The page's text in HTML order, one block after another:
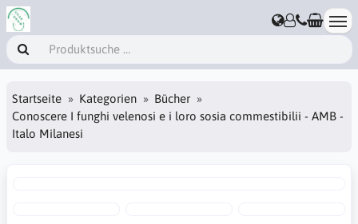
Startseite Kategorien
Bücher
Conoscere I funghi velenosi e i loro sosia commestibilii - AMB -
Italo Milanesi